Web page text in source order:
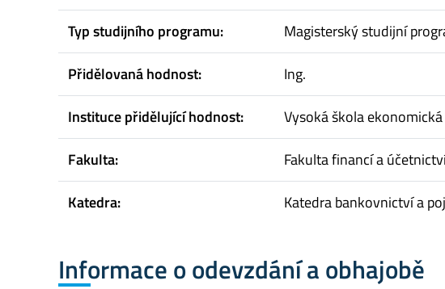
Typ studijního programu:
Magisterský studijní
Přidělovaná hodnost:
Ing.
Instituce přidělující hodnost:
Vysoká škola
Fakulta:
Fakulta financí a
Katedra:
Katedra bankovnictví a
Informace o odevzdání a obhajobě